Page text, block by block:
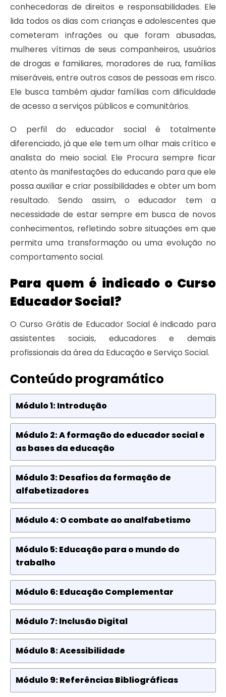
conhecedoras de direitos e responsabilidades. Ele
lida todos os dias com crianças e adolescentes que
cometeram infrações ou que foram abusadas,
mulheres vítimas de seus companheiros, usuários
de drogas e familiares, moradores de rua, famílias
miseráveis, entre outros casos de pessoas em risco.
Ele busca também ajudar famílias com dificuldade
de acesso a serviços públicos e comunitários.
O perfil do educador social é totalmente
diferenciado, já que ele tem um olhar mais crítico e
analista do meio social. Ele Procura sempre ficar
atento às manifestações do educando para que ele
possa auxiliar e criar possibilidades e obter um bom
resultado. Sendo assim, o educador tem a
necessidade de estar sempre em busca de novos
conhecimentos, refletindo sobre situações em que
permita uma transformação ou uma evolução no
comportamento social.
Para quem é indicado o Curso
Educador Social?
O Curso Grátis de Educador Social é indicado para
assistentes sociais, educadores e demais
profissionais da área da Educação e Serviço Social.
Conteúdo programático
Módulo 1: Introdução
Módulo 2: A formação do educador social e
as bases da educação
Módulo 3: Desafios da formação de
alfabetizadores
Módulo 4: O combate ao analfabetismo
Módulo 5: Educação para o mundo do
trabalho
Módulo 6: Educação Complementar
Módulo 7: Inclusão Digital
Módulo 8: Acessibilidade
Módulo 9: Referências Bibliográficas